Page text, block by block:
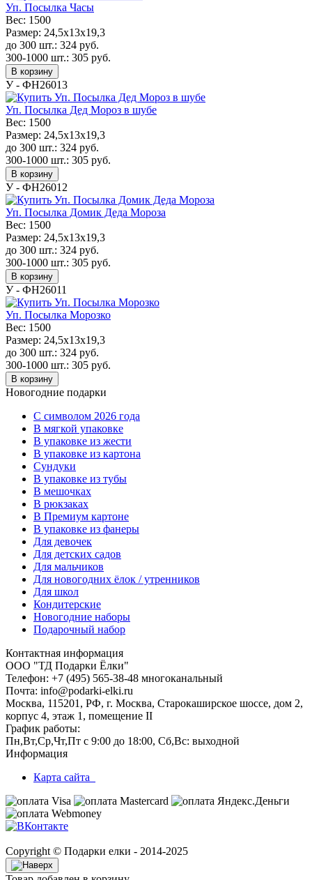
Уп. Посылка Часы
Вес: 1500
Размер: 24,5x13x19,3
до 300 шт.: 324 руб.
300-1000 шт.: 305 руб.
В корзину
У - ФН26013
Уп. Посылка Дед Мороз в шубе
Вес: 1500
Размер: 24,5x13x19,3
до 300 шт.: 324 руб.
300-1000 шт.: 305 руб.
В корзину
У - ФН26012
Уп. Посылка Домик Деда Мороза
Вес: 1500
Размер: 24,5x13x19,3
до 300 шт.: 324 руб.
300-1000 шт.: 305 руб.
В корзину
У - ФН26011
Уп. Посылка Морозко
Вес: 1500
Размер: 24,5x13x19,3
до 300 шт.: 324 руб.
300-1000 шт.: 305 руб.
В корзину
Новогодние подарки
C символом 2026 года
В мягкой упаковке
В упаковке из жести
В упаковке из картона
Сундуки
В упаковке из тубы
В мешочках
В рюкзаках
В Премиум картоне
В упаковке из фанеры
Для девочек
Для детских садов
Для мальчиков
Для новогодних ёлок / утренников
Для школ
Кондитерские
Новогодние наборы
Подарочный набор
Контактная информация
ООО "ТД Подарки Ёлки"
Телефон: +7 (495) 565-38-48 многоканальный
Почта: info@podarki-elki.ru
Москва, 115201, РФ, г. Москва, Старокаширское шоссе, дом 2,
корпус 4, этаж 1, помещение II
График работы:
Пн,Вт,Ср,Чт,Пт с 9:00 до 18:00, Сб,Вс: выходной
Информация
Карта сайта
Copyright © Подарки елки - 2014-2025